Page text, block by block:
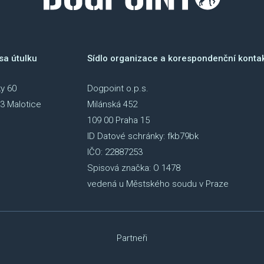
útulku
60
Malotice
Sídlo organizace a korespondenční
Dogpoint o.p.s.
Milánská 452
109 00 Praha 15
ID Datové schránky: fkb79bk
IČO: 22887253
Spisová značka: O 1478
vedená u Městského soudu v Praze
Partneři